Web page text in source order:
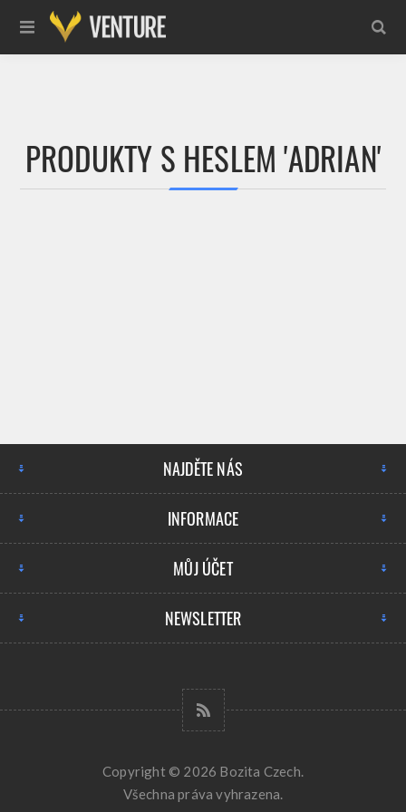
PRODUKTY S HESLEM 'ADRIAN'
NAJDĚTE NÁS
INFORMACE
MŮJ ÚČET
NEWSLETTER
Copyright © 2026 Bozita Czech.
Všechna práva vyhrazena.